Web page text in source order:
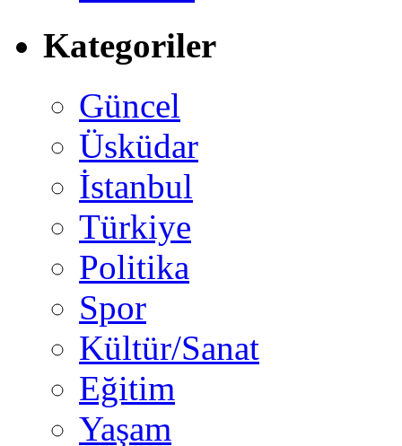
Kategoriler
Güncel
Üsküdar
İstanbul
Türkiye
Politika
Spor
Kültür/Sanat
Eğitim
Yaşam